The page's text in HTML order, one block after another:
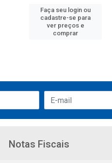
Faça seu login ou
cadastre-se para
ver preços e
comprar
Notas Fiscais